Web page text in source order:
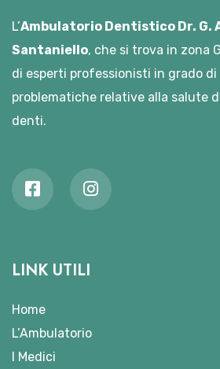
L’Ambulatorio Dentistico Dr. G.
Santaniello, che si trova in zona
di esperti professionisti in grado
problematiche relative alla salute
denti.
LINK UTILI
Home
L’Ambulatorio
I Medici